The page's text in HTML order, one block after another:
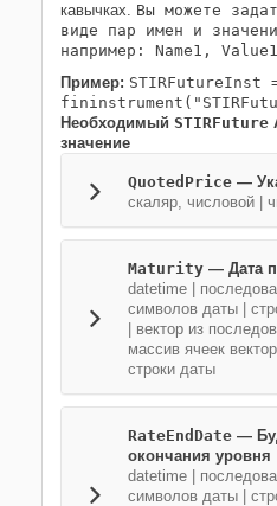
кавычках. Вы можете
виде пар имен и
например: Name1,
Пример: STIRFutureInst
Необходимый STIRFuture
значение
QuotedPrice —
скаляр, числовой
Maturity — Дата
datetime
символов даты
вектор из
массив ячеек
строки даты
RateEndDate —
окончания уровня
datetime
символов даты